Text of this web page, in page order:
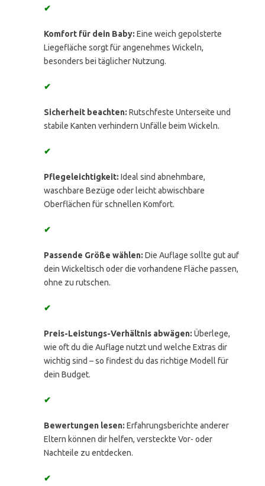
✔
Komfort für dein Baby: Eine weich gepolsterte
Liegefläche sorgt für angenehmes Wickeln,
besonders bei täglicher Nutzung.
✔
Sicherheit beachten: Rutschfeste Unterseite und
stabile Kanten verhindern Unfälle beim Wickeln.
✔
Pflegeleichtigkeit: Ideal sind abnehmbare,
waschbare Bezüge oder leicht abwischbare
Oberflächen für schnellen Komfort.
✔
Passende Größe wählen: Die Auflage sollte gut auf
dein Wickeltisch oder die vorhandene Fläche passen,
ohne zu rutschen.
✔
Preis-Leistungs-Verhältnis abwägen: Überlege,
wie oft du die Auflage nutzt und welche Extras dir
wichtig sind – so findest du das richtige Modell für
dein Budget.
✔
Bewertungen lesen: Erfahrungsberichte anderer
Eltern können dir helfen, versteckte Vor- oder
Nachteile zu entdecken.
✔